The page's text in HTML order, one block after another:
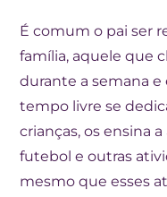
É comum o pai ser
família, aquele que
durante a semana e
tempo livre se
crianças, os ensina
futebol e outras
mesmo que esses